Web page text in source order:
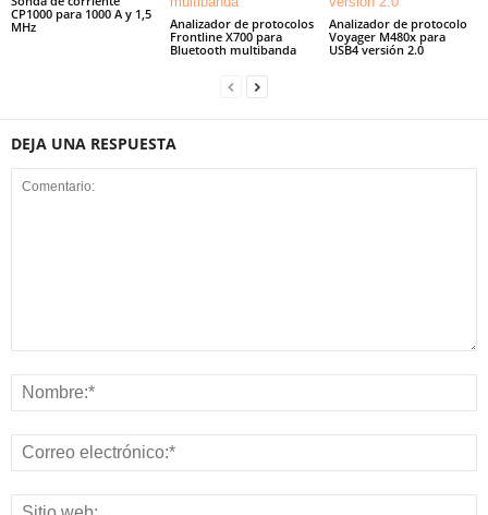
CP1000 para 1000 A y 1,5
MHz
Analizador de protocolos
Frontline X700 para
Bluetooth multibanda
Analizador de protocolo
Voyager M480x para
USB4 versión 2.0
DEJA UNA RESPUESTA